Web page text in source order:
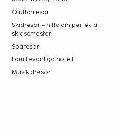
Öluffarresor
Skidresor – hitta din perfekta
skidsemester
Sparesor
Familjevänliga hotell
Musikalresor